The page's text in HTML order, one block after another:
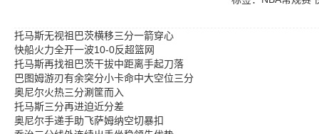
托马斯无视祖巴茨横移三分一箭穿心
快船火力全开一波10-0反超篮网
托马斯再找祖巴茨干拔中距离手起刀落
巴图姆游刃有余突分小卡命中大空位三分
奥尼尔火热三分涮筐而入
托马斯三分再进迫近分差
奥尼尔手递手助飞萨姆纳空切暴扣